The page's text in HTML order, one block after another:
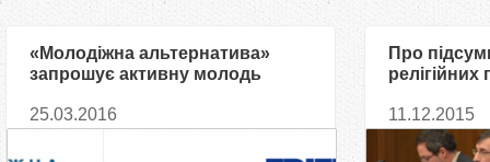
«Молодіжна альтернатива»
запрошує активну молодь
безкоштовний тренінг
25.03.2016
Про
релігійних
11.12.2015